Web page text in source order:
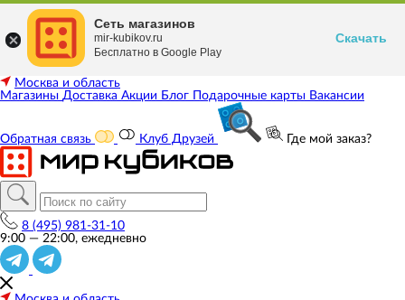
Москва и область
Магазины Доставка Акции Блог Подарочные карты Вакансии
Обратная связь Клуб Друзей Где мой заказ?
8 (495) 981-31-10
9:00 — 22:00, ежедневно
Сеть магазинов
mir-kubikov.ru
Бесплатно в Google Play
Скачать